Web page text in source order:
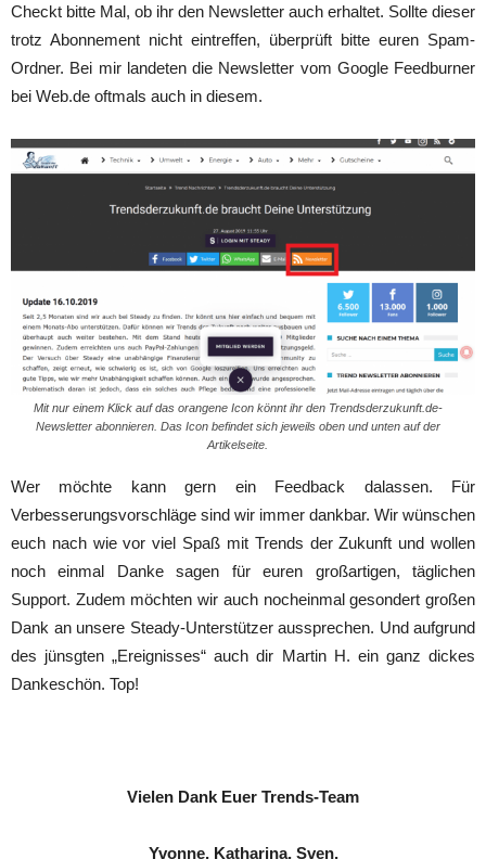
Checkt bitte Mal, ob ihr den Newsletter auch erhaltet. Sollte dieser
trotz Abonnement nicht eintreffen, überprüft bitte euren Spam-
Ordner. Bei mir landeten die Newsletter vom Google Feedburner
bei Web.de oftmals auch in diesem.
Mit nur einem Klick auf das orangene Icon könnt ihr den Trendsderzukunft.de-
Newsletter abonnieren. Das Icon befindet sich jeweils oben und unten auf der
Artikelseite.
Wer möchte kann gern ein Feedback dalassen. Für
Verbesserungsvorschläge sind wir immer dankbar. Wir wünschen
euch nach wie vor viel Spaß mit Trends der Zukunft und wollen
noch einmal Danke sagen für euren großartigen, täglichen
Support. Zudem möchten wir auch nocheinmal gesondert großen
Dank an unsere Steady-Unterstützer aussprechen. Und aufgrund
des jünsgten „Ereignisses“ auch dir Martin H. ein ganz dickes
Dankeschön. Top!
Vielen Dank Euer Trends-Team
Yvonne, Katharina, Sven,